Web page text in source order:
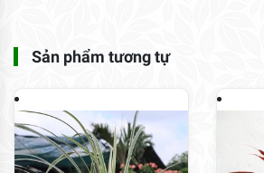
Sản phẩm tương tự